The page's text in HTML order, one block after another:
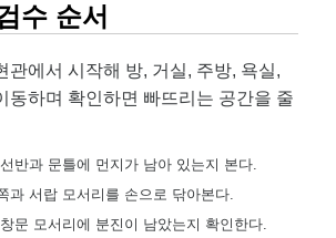
수 순서
관에서 시작해 방, 거실, 주방, 욕실,
동하며 확인하면 빠뜨리는 공간을 줄
반과 문틀에 먼지가 남아 있는지 본다.
과 서랍 모서리를 손으로 닦아본다.
문 모서리에 분진이 남았는지 확인한다.